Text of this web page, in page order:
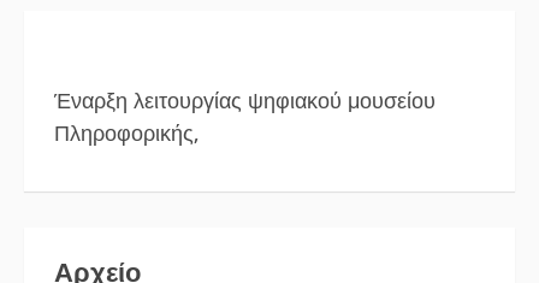
Έναρξη λειτουργίας ψηφιακού μουσείου
Πληροφορικής,
Αρχείο